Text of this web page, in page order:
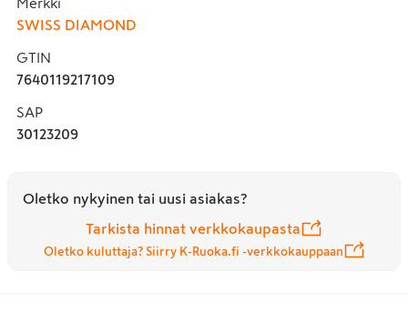
ruoka-aineiden tasaisen kypsymisen. Paksu pohja varaa
lämpöä hyvin, joten pannu pysyy kuumana myös suuria
muodostuu jo kohtuullisissa paistolämpötiloissa. Pannu
kestää uuninlämpöä 260 °C saakka, ja sen kahva pysyy
viileänä liedellä käytettäessä. Pannun halkaisija on 26 cm,
ja reunan korkeus sisäpuolelta mitattuna 4 cm. Se on
Merkki
SWISS DIAMOND
GTIN
7640119217109
SAP
30123209
Oletko nykyinen tai uusi asiakas?
Tarkista hinnat verkkokaupasta
Oletko kuluttaja? Siirry K-Ruoka.fi -verkkokauppaan